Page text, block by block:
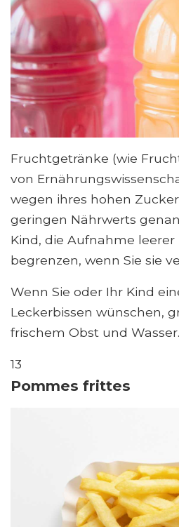
Fruchtgetränke (wie
von
wegen ihres hohen
geringen Nährwerts
Kind, die Aufnahme leerer
begrenzen, wenn Sie sie
Wenn Sie oder Ihr Kind
Leckerbissen wünschen,
frischem Obst und Wasser.
13
Pommes frittes